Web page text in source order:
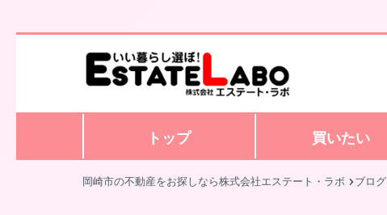
トップ 買いたい
岡崎市の不動産をお探しなら株式会社エステート・ラボ ブログ